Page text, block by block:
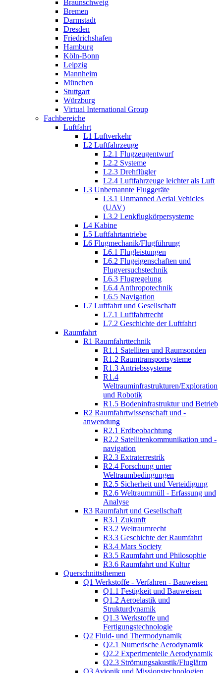
Braunschweig
Bremen
Darmstadt
Dresden
Friedrichshafen
Hamburg
Köln-Bonn
Leipzig
Mannheim
München
Stuttgart
Würzburg
Virtual International Group
Fachbereiche
Luftfahrt
L1 Luftverkehr
L2 Luftfahrzeuge
L2.1 Flugzeugentwurf
L2.2 Systeme
L2.3 Drehflügler
L2.4 Luftfahrzeuge leichter als Luft
L3 Unbemannte Fluggeräte
L3.1 Unmanned Aerial Vehicles
(UAV)
L3.2 Lenkflugkörpersysteme
L4 Kabine
L5 Luftfahrtantriebe
L6 Flugmechanik/Flugführung
L6.1 Flugleistungen
L6.2 Flugeigenschaften und
Flugversuchstechnik
L6.3 Flugregelung
L6.4 Anthropotechnik
L6.5 Navigation
L7 Luftfahrt und Gesellschaft
L7.1 Luftfahrtrecht
L7.2 Geschichte der Luftfahrt
Raumfahrt
R1 Raumfahrttechnik
R1.1 Satelliten und Raumsonden
R1.2 Raumtransportsysteme
R1.3 Antriebssysteme
R1.4
Weltrauminfrastrukturen/Exploration
und Robotik
R1.5 Bodeninfrastruktur und Betrieb
R2 Raumfahrtwissenschaft und -
anwendung
R2.1 Erdbeobachtung
R2.2 Satellitenkommunikation und -
navigation
R2.3 Extraterrestrik
R2.4 Forschung unter
Weltraumbedingungen
R2.5 Sicherheit und Verteidigung
R2.6 Weltraummüll - Erfassung und
Analyse
R3 Raumfahrt und Gesellschaft
R3.1 Zukunft
R3.2 Weltraumrecht
R3.3 Geschichte der Raumfahrt
R3.4 Mars Society
R3.5 Raumfahrt und Philosophie
R3.6 Raumfahrt und Kultur
Querschnittsthemen
Q1 Werkstoffe - Verfahren - Bauweisen
Q1.1 Festigkeit und Bauweisen
Q1.2 Aeroelastik und
Strukturdynamik
Q1.3 Werkstoffe und
Fertigungstechnologie
Q2 Fluid- und Thermodynamik
Q2.1 Numerische Aerodynamik
Q2.2 Experimentelle Aerodynamik
Q2.3 Strömungsakustik/Fluglärm
Q3 Avionik und Missionstechnologien